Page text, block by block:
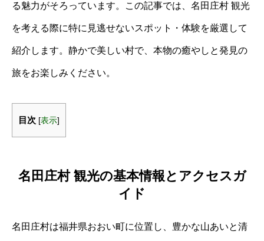
る魅力がそろっています。この記事では、名田庄村 観光
を考える際に特に見逃せないスポット・体験を厳選して
紹介します。静かで美しい村で、本物の癒やしと発見の
旅をお楽しみください。
目次 [表示]
名田庄村 観光の基本情報とアクセスガ
イド
名田庄村は福井県おおい町に位置し、豊かな山あいと清